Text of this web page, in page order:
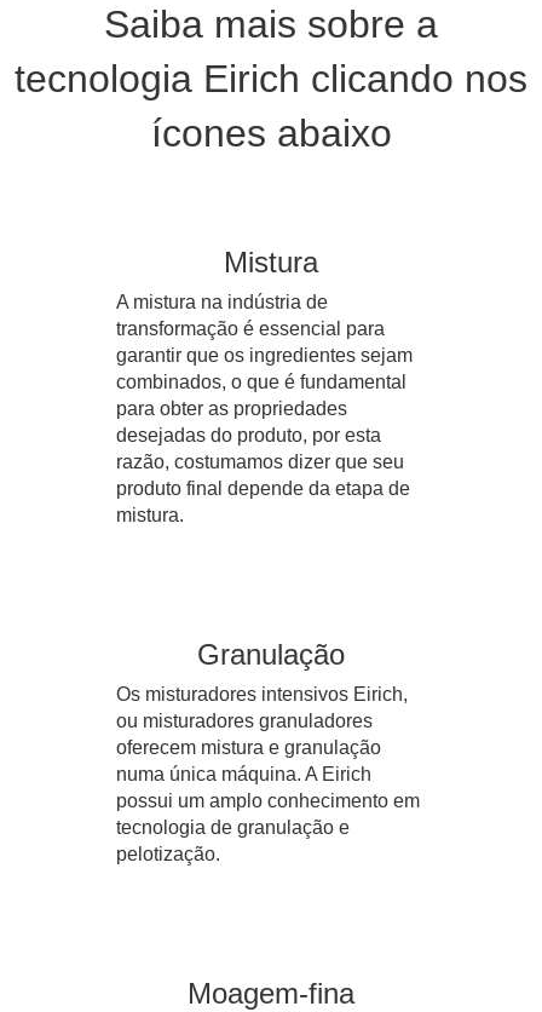
Saiba mais sobre a
tecnologia Eirich clicando nos
ícones abaixo
Mistura
A mistura na indústria de
transformação é essencial para
garantir que os ingredientes sejam
combinados, o que é fundamental
para obter as propriedades
desejadas do produto, por esta
razão, costumamos dizer que seu
produto final depende da etapa de
mistura.
Granulação
Os misturadores intensivos Eirich,
ou misturadores granuladores
oferecem mistura e granulação
numa única máquina. A Eirich
possui um amplo conhecimento em
tecnologia de granulação e
pelotização.
Moagem-fina